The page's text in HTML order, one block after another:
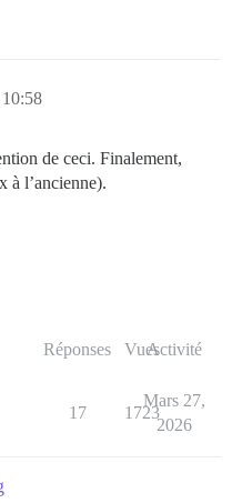
de ceci. Finalement,
à l’ancienne).
Réponses VuesActivité
17 1723
Mars 27,
2026